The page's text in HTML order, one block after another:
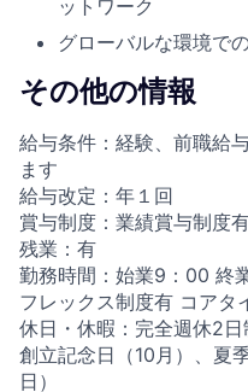
ットワーク
グローバルな環境で
その他の情報
給与条件：経験、前職給
ます
給与改定：年１回
賞与制度：業績賞与制度
残業：有
勤務時間：始業9：00 終
フレックス制度有 コアタ
休日・休暇：完全週休2
創立記念日（10月）、夏
日）